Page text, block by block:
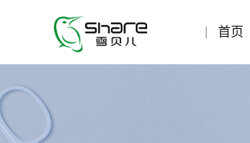
首页